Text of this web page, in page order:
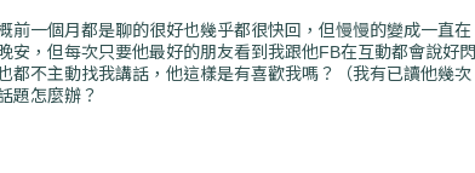
前一個月都是聊的很好也幾乎都很快回，但慢慢的變成一直在
安，但每次只要他最好的朋友看到我跟他FB在互動都會說好閃
都不主動找我講話，他這樣是有喜歡我嗎？（我有已讀他幾次
題怎麼辦？